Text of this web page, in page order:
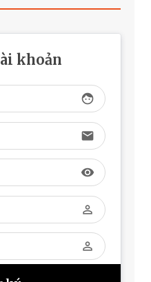
khoản
face
email
visibility
perm_identity
perm_identity